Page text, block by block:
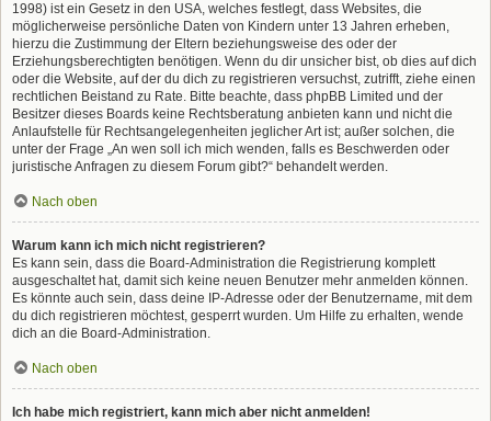
1998) ist ein Gesetz in den USA, welches festlegt, dass Websites, die
möglicherweise persönliche Daten von Kindern unter 13 Jahren erheben,
hierzu die Zustimmung der Eltern beziehungsweise des oder der
Erziehungsberechtigten benötigen. Wenn du dir unsicher bist, ob dies auf dich
oder die Website, auf der du dich zu registrieren versuchst, zutrifft, ziehe einen
rechtlichen Beistand zu Rate. Bitte beachte, dass phpBB Limited und der
Besitzer dieses Boards keine Rechtsberatung anbieten kann und nicht die
Anlaufstelle für Rechtsangelegenheiten jeglicher Art ist; außer solchen, die
unter der Frage „An wen soll ich mich wenden, falls es Beschwerden oder
juristische Anfragen zu diesem Forum gibt?“ behandelt werden.
Nach oben
Warum kann ich mich nicht registrieren?
Es kann sein, dass die Board-Administration die Registrierung komplett
ausgeschaltet hat, damit sich keine neuen Benutzer mehr anmelden können.
Es könnte auch sein, dass deine IP-Adresse oder der Benutzername, mit dem
du dich registrieren möchtest, gesperrt wurden. Um Hilfe zu erhalten, wende
dich an die Board-Administration.
Nach oben
Ich habe mich registriert, kann mich aber nicht anmelden!